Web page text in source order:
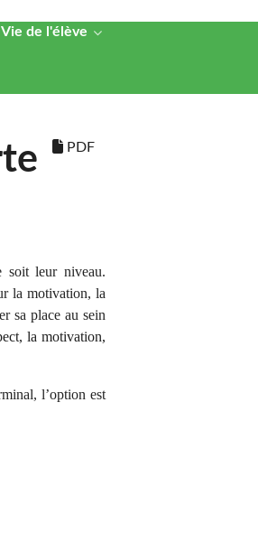
Vie de l'élève
PDF
soit leur niveau.
la motivation, la
sa place au sein
la motivation,
l’option est